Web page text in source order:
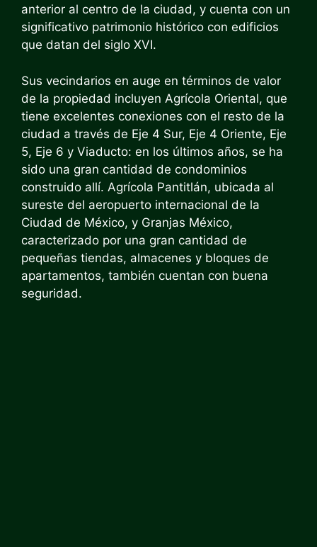
anterior al centro de la ciudad, y cuenta con un
significativo patrimonio histórico con edificios
que datan del siglo XVI.
Sus vecindarios en auge en términos de valor
de la propiedad incluyen Agrícola Oriental, que
tiene excelentes conexiones con el resto de la
ciudad a través de Eje 4 Sur, Eje 4 Oriente, Eje
5, Eje 6 y Viaducto: en los últimos años, se ha
sido una gran cantidad de condominios
construido allí. Agrícola Pantitlán, ubicada al
sureste del aeropuerto internacional de la
Ciudad de México, y Granjas México,
caracterizado por una gran cantidad de
pequeñas tiendas, almacenes y bloques de
apartamentos, también cuentan con buena
seguridad.